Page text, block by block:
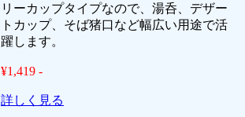
リーカップタイプなので、湯呑、デザー
トカップ、そば猪口など幅広い用途で活
躍します。
¥1,419 -
詳しく見る